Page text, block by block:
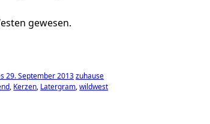
gewesen.
29. September 2013zuhause
Kerzen Latergram wildwest